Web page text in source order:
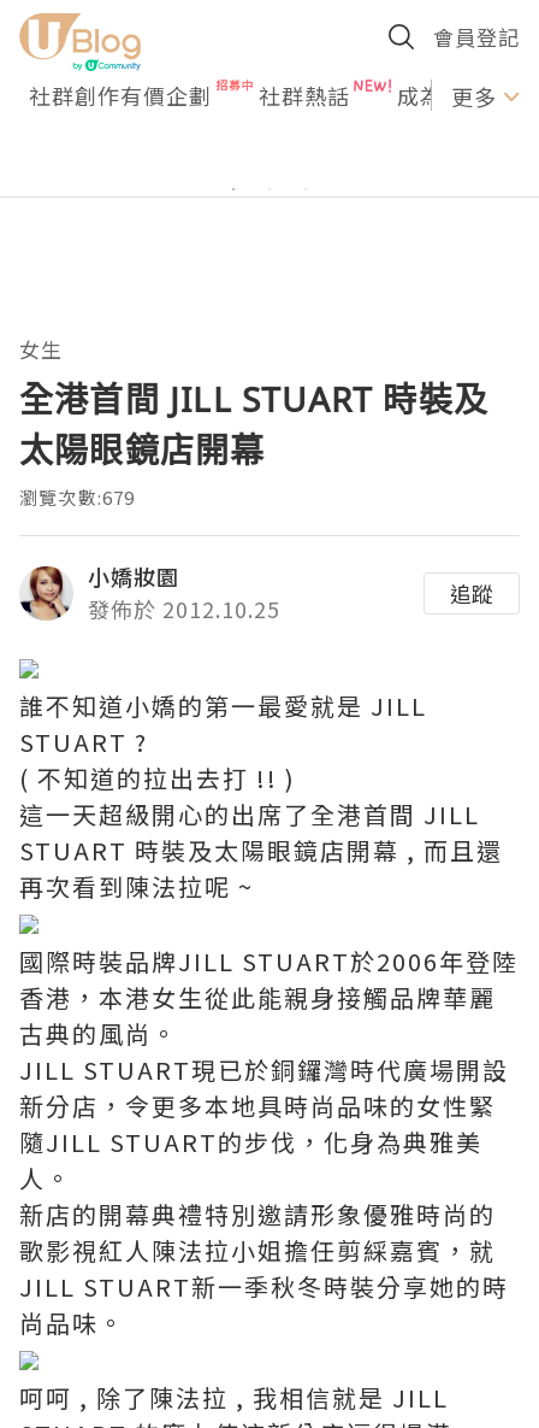
會員登記
社群創作有價企劃 社群熱話 成為U更多
女生
全港首間 JILL STUART 時裝及
太陽眼鏡店開幕
瀏覽次數:679
小嬌妝園
發佈於 2012.10.25
追蹤
誰不知道小嬌的第一最愛就是 JILL
STUART ?
( 不知道的拉出去打 !! )
這一天超級開心的出席了全港首間 JILL
STUART 時裝及太陽眼鏡店開幕 , 而且還
再次看到陳法拉呢 ~
國際時裝品牌JILL STUART於2006年登陸
香港，本港女生從此能親身接觸品牌華麗
古典的風尚。
JILL STUART現已於銅鑼灣時代廣場開設
新分店，令更多本地具時尚品味的女性緊
隨JILL STUART的步伐，化身為典雅美
人。
新店的開幕典禮特別邀請形象優雅時尚的
歌影視紅人陳法拉小姐擔任剪綵嘉賓，就
JILL STUART新一季秋冬時裝分享她的時
尚品味。
呵呵 , 除了陳法拉 , 我相信就是 JILL